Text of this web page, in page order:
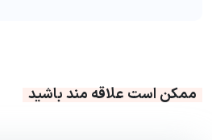
ممکن است علاقه مند باشید